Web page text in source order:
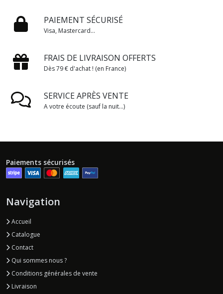
PAIEMENT SÉCURISÉ
Visa, Mastercard...
FRAIS DE LIVRAISON OFFERTS
Dès 79 € d'achat ! (en France)
SERVICE APRÈS VENTE
A votre écoute (sauf la nuit...)
Paiements sécurisés
Navigation
Accueil
Catalogue
Contact
Qui sommes nous ?
Conditions générales de vente
Livraison